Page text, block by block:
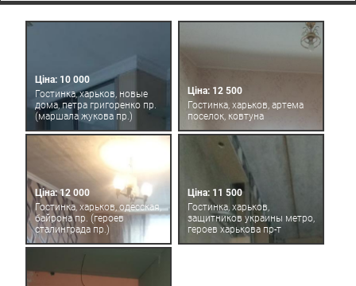
Ціна: 10 000
Гостинка, харьков, новые
дома, петра григоренко пр.
(маршала жукова пр.)
Ціна: 12 500
Гостинка, харьков, артема
поселок, ковтуна
Ціна: 12 000
Гостинка, харьков, одесская,
байрона пр. (героев
сталинграда пр.)
Ціна: 11 500
Гостинка, харьков,
защитников украины метро,
героев харькова пр-т